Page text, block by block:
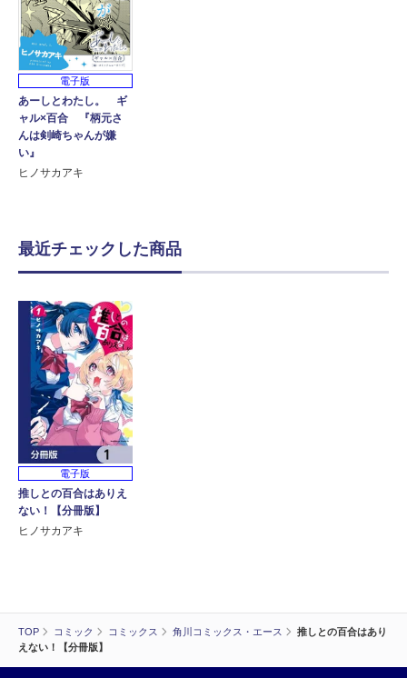
TOP コミック コミックス 角川コミックス・エース
推しとの百合はあり
えない！【分冊版】
電子版
あーしとわたし。 ギ
ャル×百合 『柄元さ
んは剣崎ちゃんが嫌
い』
ヒノサカアキ
最近チェックした商品
電子版
推しとの百合はありえ
ない！【分冊版】
ヒノサカアキ